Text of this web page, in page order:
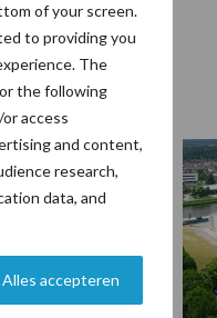
of your screen.
to providing you
The
the following
access
and content,
research,
data, and
Alles accepteren